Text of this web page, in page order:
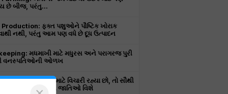
છે બીજ, પરંતુ...
ફક્ત પશુઓને પૌષ્ટિક ખોરાક
નથી, પરંતુ આમ પણ વધે છે દૂધ ઉત્પાદન
મધમાખી માટે મધુરસ અને પરાગરજ પુરી
વનસ્પતિઓની ઓળખ
ઉછેર કરવા માટે વિચારી રહ્યા છો, તો સૌથી
જાણી લો તેની વિવિધ જાતિઓ વિશે